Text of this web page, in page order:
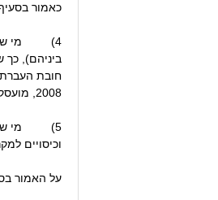
כאמור בסעיף 6ה'-ז', העברת רכיב "פיצויי הפיטורים" תחל ביום
4) מי
2008, מועסק 9 חודשים ויותר כאמור בסעיף 6ה'-ז', העברת רכיב "פיצויי הפיטורים" תחל ביום 1.1.2008.
5) מי
וכיסויים
על האמור בסעיפים קטנים 5-1, יחולו גם